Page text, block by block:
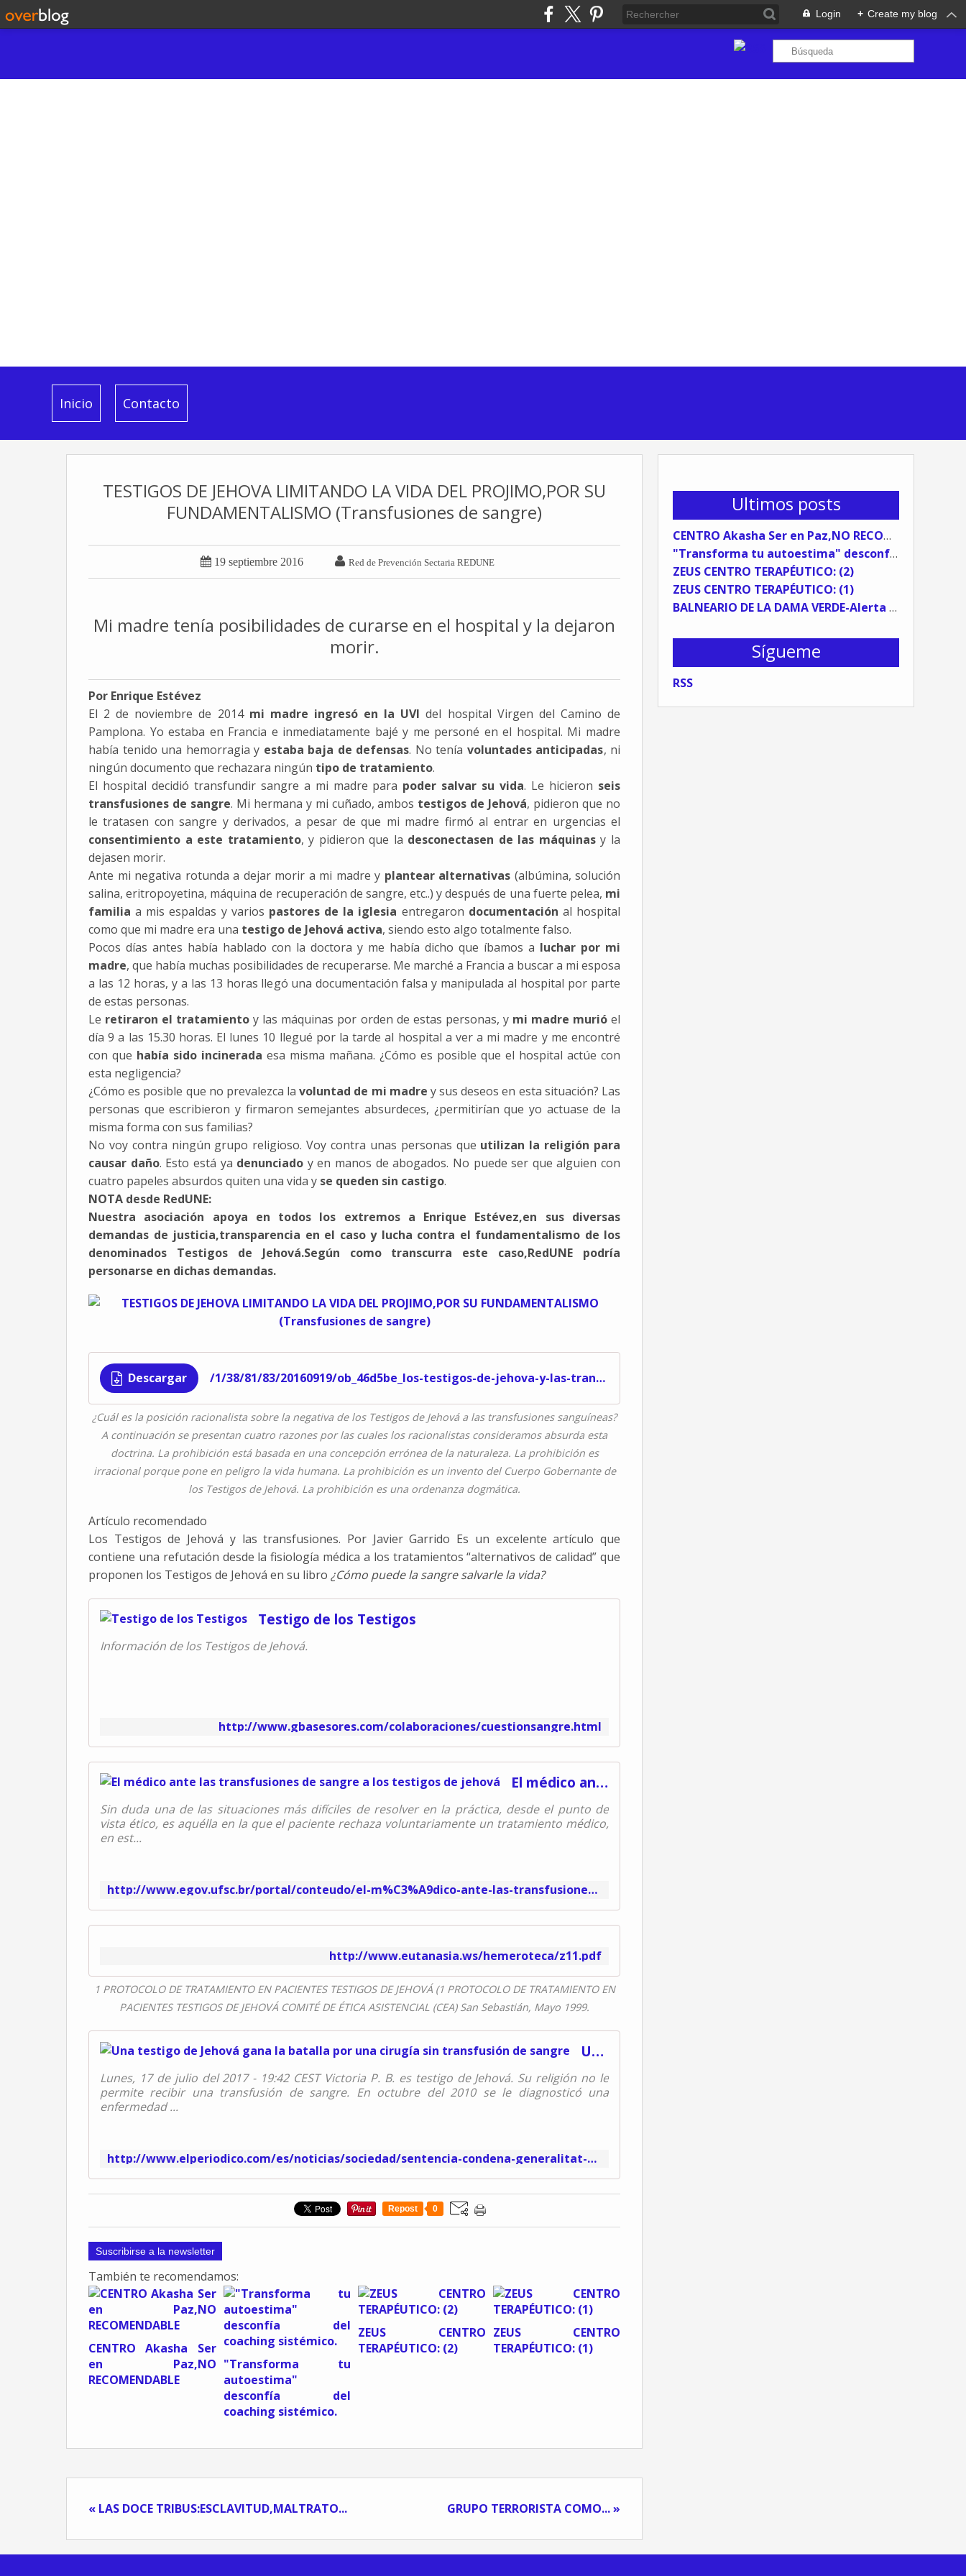
Login + Create my blog
Inicio Contacto
Ultimos posts
CENTRO Akasha Ser en Paz,NO RECOMENDABLE
"Transforma tu autoestima" desconfía del coaching sistémico.
ZEUS CENTRO TERAPÉUTICO: (2)
ZEUS CENTRO TERAPÉUTICO: (1)
BALNEARIO DE LA DAMA VERDE-Alerta Preventiva (TESTIMONIO)
Sígueme
RSS
TESTIGOS DE JEHOVA LIMITANDO LA VIDA DEL PROJIMO,POR SU
FUNDAMENTALISMO (Transfusiones de sangre)
 19 septiembre 2016  Red de Prevención Sectaria REDUNE
Mi madre tenía posibilidades de curarse en el hospital y la dejaron
morir.
Por Enrique Estévez
El 2 de noviembre de 2014 mi madre ingresó en la UVI del hospital Virgen del Camino de
Pamplona. Yo estaba en Francia e inmediatamente bajé y me personé en el hospital. Mi madre
había tenido una hemorragia y estaba baja de defensas. No tenía voluntades anticipadas, ni
ningún documento que rechazara ningún tipo de tratamiento.
El hospital decidió transfundir sangre a mi madre para poder salvar su vida. Le hicieron seis
transfusiones de sangre. Mi hermana y mi cuñado, ambos testigos de Jehová, pidieron que no
le tratasen con sangre y derivados, a pesar de que mi madre firmó al entrar en urgencias el
consentimiento a este tratamiento, y pidieron que la desconectasen de las máquinasy la
dejasen morir.
Ante mi negativa rotunda a dejar morir a mi madre y plantear alternativas (albúmina, solución
salina, eritropoyetina, máquina de recuperación de sangre, etc..) y después de una fuerte pelea, mi
familia a mis espaldas y varios pastores de la iglesia entregaron documentación al hospital
como que mi madre era una testigo de Jehová activa, siendo esto algo totalmente falso.
Pocos días antes había hablado con la doctora y me había dicho que íbamos a luchar por mi
madre, que había muchas posibilidades de recuperarse. Me marché a Francia a buscar a mi esposa
a las 12 horas, y a las 13 horas llegó una documentación falsa y manipulada al hospital por parte
de estas personas.
Le retiraron el tratamiento y las máquinas por orden de estas personas, y mi madre murióel
día 9 a las 15.30 horas. El lunes 10 llegué por la tarde al hospital a ver a mi madre y me encontré
con que había sido incinerada esa misma mañana. ¿Cómo es posible que el hospital actúe con
esta negligencia?
¿Cómo es posible que no prevalezca lavoluntad de mi madre y sus deseos en esta situación? Las
personas que escribieron y firmaron semejantes absurdeces, ¿permitirían que yo actuase de la
misma forma con sus familias?
No voy contra ningún grupo religioso. Voy contra unas personas que utilizan la religión para
causar daño. Esto está ya denunciado y en manos de abogados. No puede ser que alguien con
cuatro papeles absurdos quiten una vida y se queden sin castigo.
NOTA desde RedUNE:
Nuestra asociación apoya en todos los extremos a Enrique Estévez,en sus diversas
demandas de justicia,transparencia en el caso y lucha contra el fundamentalismo de los
denominados Testigos de Jehová.Según como transcurra este caso,RedUNE podría
personarse en dichas demandas.
Descargar /1/38/81/83/20160919/ob_46d5be_los-testigos-de-jehova-y-las-transfus
¿Cuál es la posición racionalista sobre la negativa de los Testigos de Jehová a las transfusiones sanguíneas?
A continuación se presentan cuatro razones por las cuales los racionalistas consideramos absurda esta
doctrina. La prohibición está basada en una concepción errónea de la naturaleza. La prohibición es
irracional porque pone en peligro la vida humana. La prohibición es un invento del Cuerpo Gobernante de
los Testigos de Jehová. La prohibición es una ordenanza dogmática.
Artículo recomendado
Los Testigos de Jehová y las transfusiones. Por Javier Garrido Es un excelente artículo que
contiene una refutación desde la fisiología médica a los tratamientos “alternativos de calidad” que
proponen los Testigos de Jehová en su libro ¿Cómo puede la sangre salvarle la vida?
Testigo de los Testigos
Información de los Testigos de Jehová.
http://www.gbasesores.com/colaboraciones/cuestionsangre.html
El médico ante las transfusiones de sangre a los testigos de jehová
Sin duda una de las situaciones más difíciles de resolver en la práctica, desde el punto de
vista ético, es aquélla en la que el paciente rechaza voluntariamente un tratamiento médico,
en est...
http://www.egov.ufsc.br/portal/conteudo/el-m%C3%A9dico-ante-las-transfusiones-de-sangre-los-testigos-de-jehov%C3%A1
http://www.eutanasia.ws/hemeroteca/z11.pdf
1 PROTOCOLO DE TRATAMIENTO EN PACIENTES TESTIGOS DE JEHOVÁ (1 PROTOCOLO DE TRATAMIENTO EN
PACIENTES TESTIGOS DE JEHOVÁ COMITÉ DE ÉTICA ASISTENCIAL (CEA) San Sebastián, Mayo 1999.
Una testigo de Jehová gana la batalla por una cirugía sin transfusión de sangre
Lunes, 17 de julio del 2017 - 19:42 CEST Victoria P. B. es testigo de Jehová. Su religión no le
permite recibir una transfusión de sangre. En octubre del 2010 se le diagnosticó una
enfermedad ...
http://www.elperiodico.com/es/noticias/sociedad/sentencia-condena-generalitat-por-atender-peticion-una-testigo-jehova-ser-operada-sin-tranfusion-6174237
Repost 0
Suscribirse a la newsletter
También te recomendamos:
CENTRO Akasha Ser
en Paz,NO
RECOMENDABLE
"Transforma tu
autoestima"
desconfía del
coaching sistémico.
ZEUS CENTRO
TERAPÉUTICO: (2)
ZEUS CENTRO
TERAPÉUTICO: (1)
« LAS DOCE TRIBUS:ESCLAVITUD,MALTRATO... GRUPO TERRORISTA COMO... »